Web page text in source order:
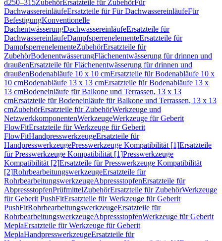
d250–315ZubehörErsatzteile für ZubehörFür
DachwassereinläufeErsatzteile für Für DachwassereinläufeFür
BefestigungKonventionelle
DachentwässerungDachwassereinläufeErsatzteile für
DachwassereinläufeDampfsperrenelementeErsatzteile für
DampfsperrenelementeZubehörErsatzteile für
ZubehörBodenentwässerungFlächenentwässerung für drinnen und
draußenErsatzteile für Flächenentwässerung für drinnen und
draußenBodenabläufe 10 x 10 cmErsatzteile für Bodenabläufe 10 x
10 cmBodenabläufe 13 x 13 cmErsatzteile für Bodenabläufe 13 x
13 cmBodeneinläufe für Balkone und Terrassen, 13 x 13
cmErsatzteile für Bodeneinläufe für Balkone und Terrassen, 13 x 13
cmZubehörErsatzteile für ZubehörWerkzeuge und
NetzwerkkomponentenWerkzeugeWerkzeuge für Geberit
FlowFitErsatzteile für Werkzeuge für Geberit
FlowFitHandpresswerkzeugeErsatzteile für
HandpresswerkzeugePresswerkzeuge Kompatibilität [1]Ersatzteile
für Presswerkzeuge Kompatibilität [1]Presswerkzeuge
Kompatibilität [2]Ersatzteile für Presswerkzeuge Kompatibilität
[2]RohrbearbeitungswerkzeugeErsatzteile für
RohrbearbeitungswerkzeugeAbpressstopfenErsatzteile für
AbpressstopfenPrüfmittelZubehörErsatzteile für ZubehörWerkzeuge
für Geberit PushFitErsatzteile für Werkzeuge für Geberit
PushFitRohrbearbeitungswerkzeugeErsatzteile für
RohrbearbeitungswerkzeugeAbpressstopfenWerkzeuge für Geberit
MeplaErsatzteile für Werkzeuge für Geberit
MeplaHandpresswerkzeugeErsatzteile für